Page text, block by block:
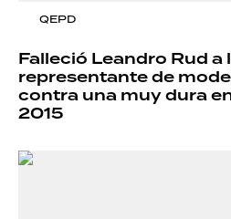
QEPD
Falleció Leandro Rud a
representante de
contra una muy dura
2015